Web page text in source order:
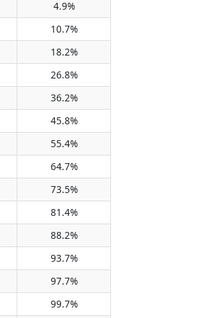
4.9%
10.7%
18.2%
26.8%
36.2%
45.8%
55.4%
64.7%
73.5%
81.4%
88.2%
93.7%
97.7%
99.7%